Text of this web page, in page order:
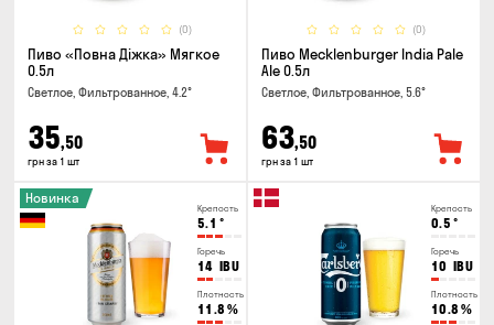
(0)
Пиво «Повна Діжка» Мягкое
0.5л
Светлое, Фильтрованное, 4.2°
35,50
грн за 1 шт
(0)
Пиво Mecklenburger India Pale
Ale 0.5л
Светлое, Фильтрованное, 5.6°
63,50
грн за 1 шт
Крепость
5.1 °
Горечь
14 IBU
Плотность
11.8 %
Новинка
Крепость
0.5 °
Горечь
10 IBU
Плотность
10.8 %